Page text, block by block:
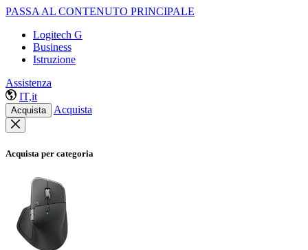
PASSA AL CONTENUTO PRINCIPALE
Logitech G
Business
Istruzione
Assistenza
IT,it
Acquista Acquista
Acquista per categoria